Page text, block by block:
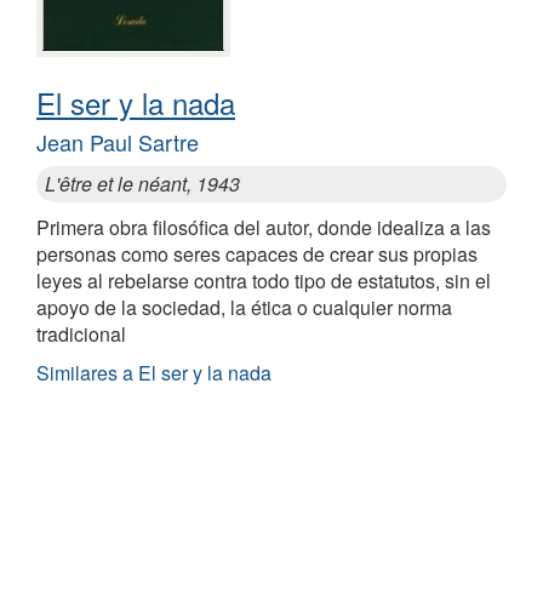
El ser y la nada
Jean Paul Sartre
L'être et le néant, 1943
Primera obra filosófica del autor, donde idealiza a las
personas como seres capaces de crear sus propias
leyes al rebelarse contra todo tipo de estatutos, sin el
apoyo de la sociedad, la ética o cualquier norma
tradicional
Similares a El ser y la nada